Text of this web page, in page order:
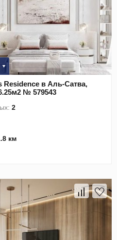
Residence в Аль-Сатва,
№ 579543
2
км